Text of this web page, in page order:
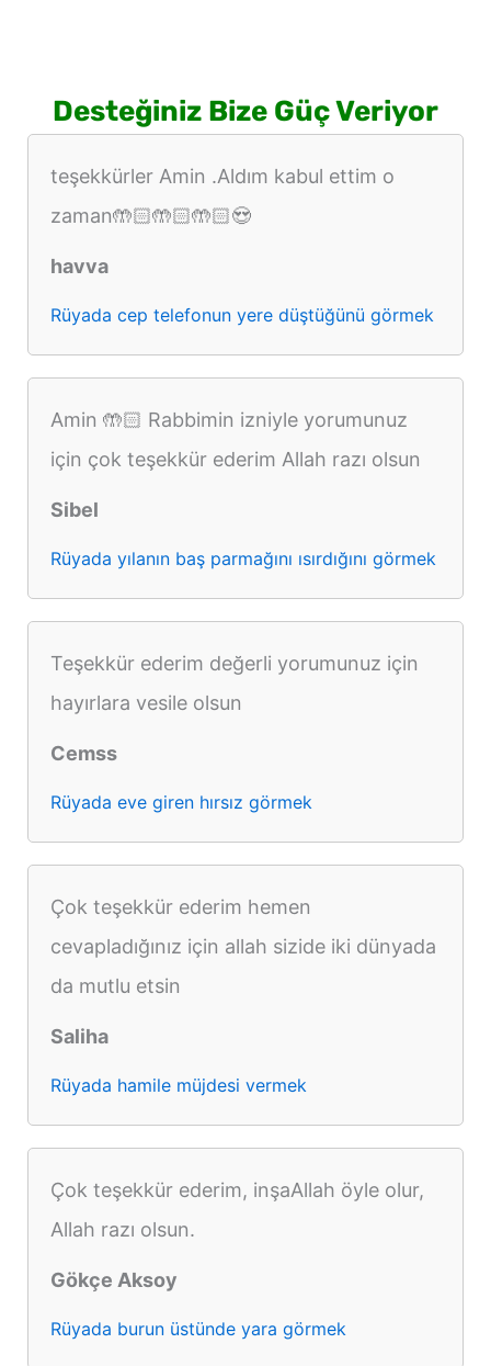
Desteğiniz Bize Güç Veriyor
teşekkürler Amin .Aldım kabul ettim o
zaman🤲🏻🤲🏻🤲🏻😍
havva
Rüyada cep telefonun yere düştüğünü görmek
Amin 🤲🏻 Rabbimin izniyle yorumunuz
için çok teşekkür ederim Allah razı olsun
Sibel
Rüyada yılanın baş parmağını ısırdığını görmek
Teşekkür ederim değerli yorumunuz için
hayırlara vesile olsun
Cemss
Rüyada eve giren hırsız görmek
Çok teşekkür ederim hemen
cevapladığınız için allah sizide iki dünyada
da mutlu etsin
Saliha
Rüyada hamile müjdesi vermek
Çok teşekkür ederim, inşaAllah öyle olur,
Allah razı olsun.
Gökçe Aksoy
Rüyada burun üstünde yara görmek